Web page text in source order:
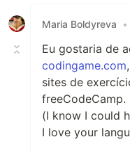
Maria Boldyreva •
Eu gostaria de
codingame.com
sites de
freeCodeCamp.
(I know I could
I love your